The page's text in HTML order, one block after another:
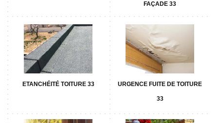
FAÇADE 33
ETANCHÉITÉ TOITURE 33 URGENCE FUITE DE TOITURE
33